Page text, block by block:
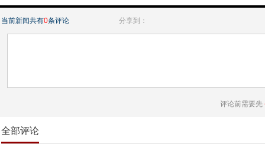
当前新闻共有0条评论 分享到：
评论前需要先
全部评论